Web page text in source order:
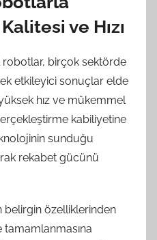
ve Hızı
birçok sektörde
etkileyici sonuçlar elde
hız ve mükemmel
kabiliyetine
sunduğu
rekabet gücünü
belirgin özelliklerinden
tamamlanmasına